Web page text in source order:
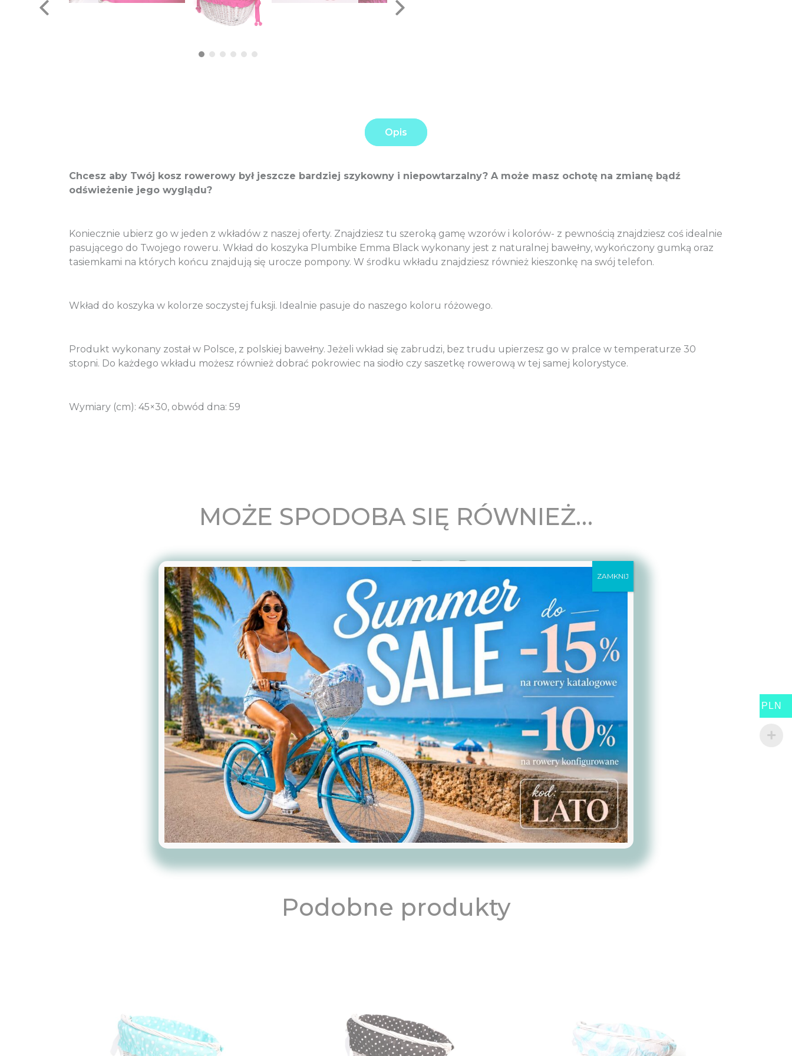
Opis
Chcesz aby Twój kosz rowerowy był jeszcze bardziej szykowny i niepowtarzalny? A może masz ochotę na zmianę bądź
odświeżenie jego wyglądu?
Koniecznie ubierz go w jeden z wkładów z naszej oferty. Znajdziesz tu szeroką gamę wzorów i kolorów- z pewnością znajdziesz coś idealnie
pasującego do Twojego roweru. Wkład do koszyka Plumbike Emma Black wykonany jest z naturalnej bawełny, wykończony gumką oraz
tasiemkami na których końcu znajdują się urocze pompony. W środku wkładu znajdziesz również kieszonkę na swój telefon.
Wkład do koszyka w kolorze soczystej fuksji. Idealnie pasuje do naszego koloru różowego.
Produkt wykonany został w Polsce, z polskiej bawełny. Jeżeli wkład się zabrudzi, bez trudu upierzesz go w pralce w temperaturze 30
stopni. Do każdego wkładu możesz również dobrać pokrowiec na siodło czy saszetkę rowerową w tej samej kolorystyce.
Wymiary (cm): 45×30, obwód dna: 59
MOŻE SPODOBA SIĘ RÓWNIEŻ…
Saszetka na ramę Emma Black.
69,00PLN
Zobacz
Podobne produkty
PLN
ZAMKNIJ